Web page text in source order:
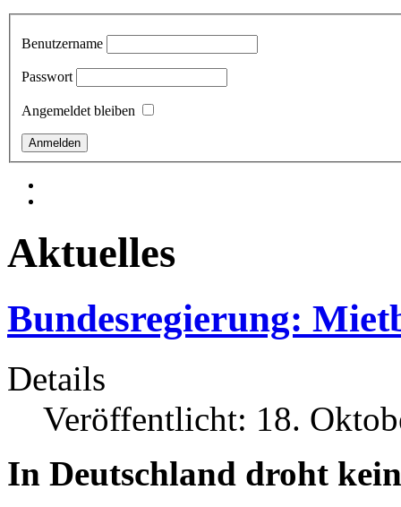
Benutzername
Passwort
Angemeldet bleiben
Aktuelles
Bundesregierung:
Details
Veröffentlicht: 18.
In Deutschland droht